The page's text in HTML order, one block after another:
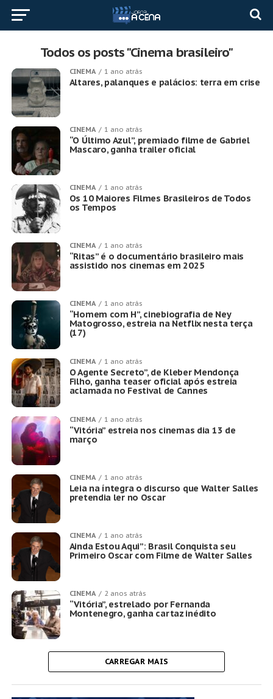
Todos os posts "Cinema brasileiro"
CINEMA 1 ano atrás
Altares, palanques e palácios: terra em crise
CINEMA 1 ano atrás
“O Último Azul”, premiado filme de Gabriel
Mascaro, ganha trailer oficial
CINEMA 1 ano atrás
Os 10 Maiores Filmes Brasileiros de Todos
os Tempos
CINEMA 1 ano atrás
“Ritas” é o documentário brasileiro mais
assistido nos cinemas em 2025
CINEMA 1 ano atrás
“Homem com H”, cinebiografia de Ney
Matogrosso, estreia na Netflix nesta terça
(17)
CINEMA 1 ano atrás
O Agente Secreto”, de Kleber Mendonça
Filho, ganha teaser oficial após estreia
aclamada no Festival de Cannes
CINEMA 1 ano atrás
“Vitória” estreia nos cinemas dia 13 de
março
CINEMA 1 ano atrás
Leia na íntegra o discurso que Walter Salles
pretendia ler no Oscar
CINEMA 1 ano atrás
Ainda Estou Aqui”: Brasil Conquista seu
Primeiro Oscar com Filme de Walter Salles
CINEMA 2 anos atrás
“Vitória”, estrelado por Fernanda
Montenegro, ganha cartaz inédito
CARREGAR MAIS